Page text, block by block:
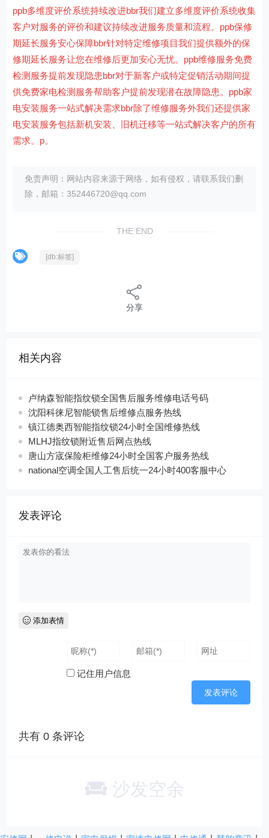
ppb多维度评价系统持续改进bbr我们建立多维度评价系统收集
客户对服务的评价和建议持续改进服务质量和流程。ppb保修
期延长服务安心保障bbr针对特定维修项目我们提供额外的保
修期延长服务让您在维修后更加安心无忧。ppb维修服务免费
检测服务提前发现隐患bbr对于新客户或特定促销活动期间提
供免费家电检测服务帮助客户提前发现潜在故障隐患。ppb家
电安装服务一站式解决需求bbr除了维修服务外我们还提供家
电安装服务包括新机安装、旧机迁移等一站式解决客户的所有
需求。p。
免责声明：网站内容来源于网络，如有侵权，请联系我们删
除，邮箱：352446720@qq.com
THE END
[db:标签]
分享
相关内容
卢纳森智能指纹锁全国售后服务维修电话号码
沈阳科徕尼智能锁售后维修点服务热线
镇江德奥西智能指纹锁24小时全国维修热线
MLHJ指纹锁附近售后网点热线
唐山方宬保险柜维修24小时全国客户服务热线
national空调全国人工售后统一24小时400客服中心
发表评论
添加表情
记住用户信息
共有0 条评论
沙发空余